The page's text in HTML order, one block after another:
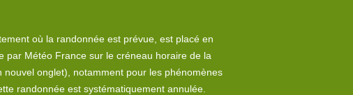
où la randonnée est prévue, est placé en
par Météo France sur le créneau horaire de la
nouvel onglet), notamment pour les phénomènes
randonnée est systématiquement annulée.